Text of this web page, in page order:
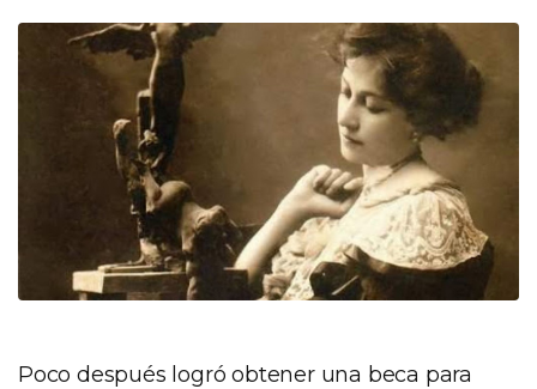
Poco después logró obtener una beca para